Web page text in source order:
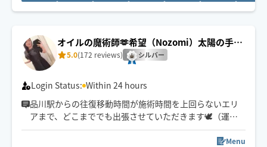
オイルの魔術師🫶希望（Nozomi）太陽の手の
ディープリンパ
5.0(172 reviews) シルバー
Login Status: Within 24 hours
品川駅からの往復移動時間が施術時間を上回らないエリ
アまで、どこまででも出張させていただきます🕊️（運転
免許は自主返納済）
Menu